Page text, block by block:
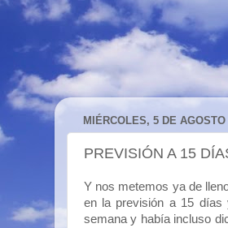
MIÉRCOLES, 5 DE AGOSTO
PREVISIÓN A 15
Y nos metemos ya de
en la previsión a 15 días
semana y había incluso